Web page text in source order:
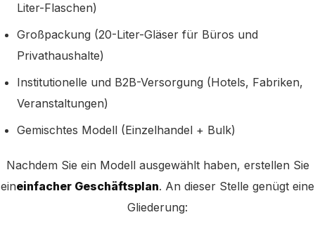
Liter-Flaschen)
Großpackung (20-Liter-Gläser für Büros und
Privathaushalte)
Institutionelle und B2B-Versorgung (Hotels, Fabriken,
Veranstaltungen)
Gemischtes Modell (Einzelhandel + Bulk)
Nachdem Sie ein Modell ausgewählt haben, erstellen Sie
eineinfacher Geschäftsplan. An dieser Stelle genügt eine
Gliederung: